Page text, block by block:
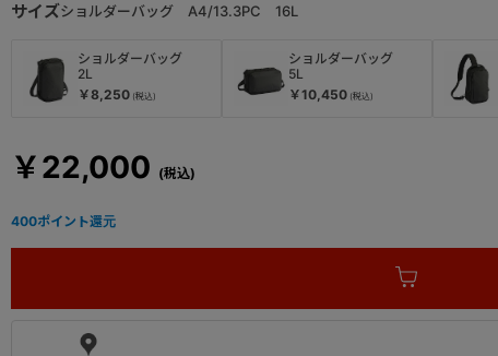
￥22,000
サイズショルダーバッグ A4/13.3PC 16L
ショルダーバッグ
2L
￥8,250
ショルダーバッグ
5L
￥10,450
400ポイント還元